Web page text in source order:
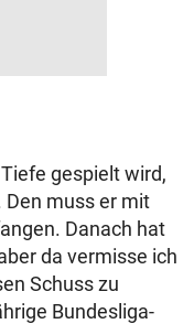
gespielt wird,
muss er mit
Danach hat
da vermisse ich
Schuss zu
Bundesliga-